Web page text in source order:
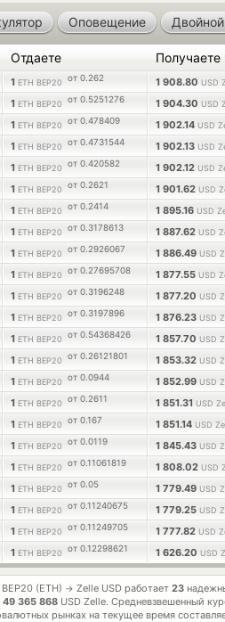
Оповещение
Отдаете Получаете
1 ETH BEP20 от 0.262 1 908.80 USD
1 ETH BEP20 от 0.5251276 1 904.30 USD
1 ETH BEP20 от 0.478409 1 902.14 USD
1 ETH BEP20 от 0.4731544 1 902.13 USD
1 ETH BEP20 от 0.420582 1 902.12 USD
1 ETH BEP20 от 0.2621 1 901.62 USD
1 ETH BEP20 от 0.2414 1 895.16 USD
1 ETH BEP20 от 0.3178613 1 887.62 USD
1 ETH BEP20 от 0.2926067 1 886.49 USD
1 ETH BEP20 от 0.27695708 1 877.55 USD
1 ETH BEP20 от 0.3196248 1 877.20 USD
1 ETH BEP20 от 0.3197896 1 876.23 USD
1 ETH BEP20 от 0.54368426 1 857.70 USD
1 ETH BEP20 от 0.26121801 1 853.32 USD
1 ETH BEP20 от 0.0944 1 852.99 USD
1 ETH BEP20 от 0.2611 1 851.31 USD
1 ETH BEP20 от 0.167 1 851.14 USD
1 ETH BEP20 от 0.0119 1 845.43 USD
1 ETH BEP20 от 0.11061819 1 808.02 USD
1 ETH BEP20 от 0.05 1 779.49 USD
1 ETH BEP20 от 0.11240675 1 779.25 USD
1 ETH BEP20 от 0.11249705 1 777.82 USD
1 ETH BEP20 от 0.12298621 1 626.20 USD
(ETH) → Zelle USD работает 23
49 365 868 USD Zelle. Средневзвешенный
рынках на текущее время